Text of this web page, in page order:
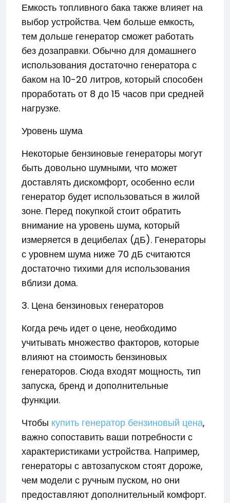
Емкость топливного бака также влияет на
выбор устройства. Чем больше емкость,
тем дольше генератор сможет работать
без дозаправки. Обычно для домашнего
использования достаточно генератора с
баком на 10-20 литров, который способен
проработать от 8 до 15 часов при средней
нагрузке.
Уровень шума
Некоторые бензиновые генераторы могут
быть довольно шумными, что может
доставлять дискомфорт, особенно если
генератор будет использоваться в жилой
зоне. Перед покупкой стоит обратить
внимание на уровень шума, который
измеряется в децибелах (дБ). Генераторы
с уровнем шума ниже 70 дБ считаются
достаточно тихими для использования
вблизи дома.
3. Цена бензиновых генераторов
Когда речь идет о цене, необходимо
учитывать множество факторов, которые
влияют на стоимость бензиновых
генераторов. Сюда входят мощность, тип
запуска, бренд и дополнительные
функции.
Чтобы купить генератор бензиновый цена,
важно сопоставить ваши потребности с
характеристиками устройства. Например,
генераторы с автозапуском стоят дороже,
чем модели с ручным пуском, но они
предоставляют дополнительный комфорт.